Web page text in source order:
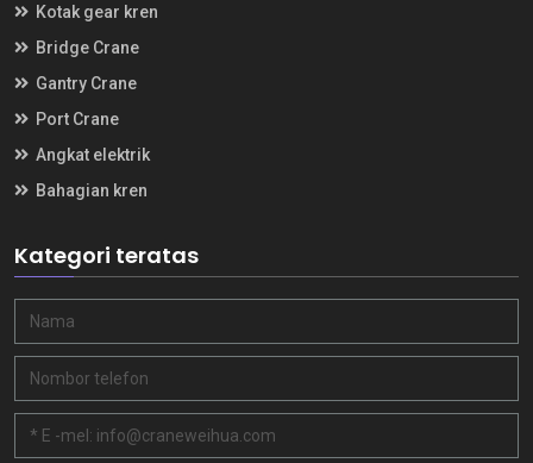
Kotak gear kren
Bridge Crane
Gantry Crane
Port Crane
Angkat elektrik
Bahagian kren
Kategori teratas